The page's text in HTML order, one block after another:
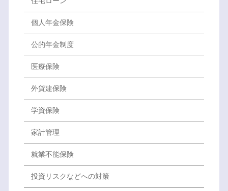
個人年金保険
公的年金制度
医療保険
外貨建保険
学資保険
家計管理
就業不能保険
投資リスクなどへの対策